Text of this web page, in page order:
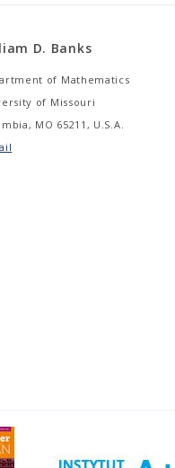
D. Banks
of Mathematics
of Missouri
MO 65211, U.S.A.